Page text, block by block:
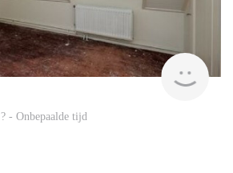
- Onbepaalde tijd